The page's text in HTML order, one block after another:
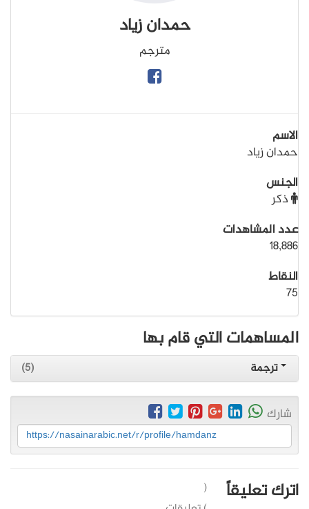
حمدان زياد
مترجم
الاسم
حمدان زياد
الجنس
ذكر
عدد المشاهدات
18,886
النقاط
75
المساهمات التي قام بها
ترجمة (5)
شارك
https://nasainarabic.net/r/profile/hamdanz
اترك تعليقاً
(